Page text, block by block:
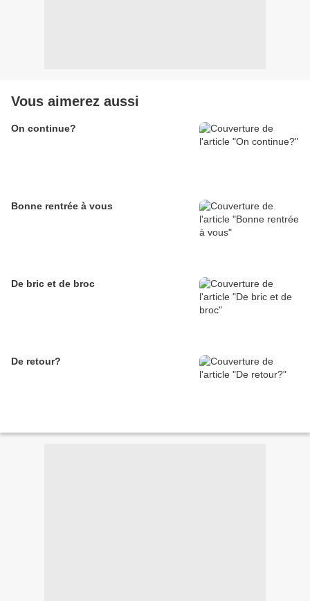
Vous aimerez aussi
On continue?
Bonne rentrée à vous
De bric et de broc
De retour?